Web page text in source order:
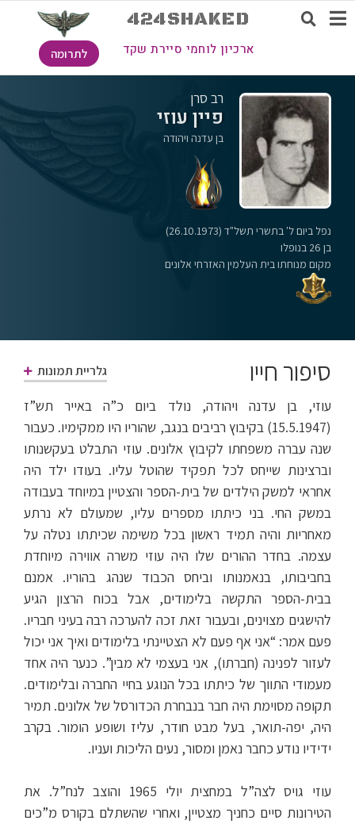
424SHAKED
ארכיון לוחמי סיירת שקד לתרומה
רב סרן
פיין עוזי
בן עדנה ויהודה
נפל ביום ל' בתשרי תשל"ד (26.10.1973)
בן 26 בנופלו
מקום מנוחתו בית העלמין האזרחי אלונים
סיפור חייו גלריית תמונות
עוזי, בן עדנה ויהודה, נולד ביום כ”ה באייר תש”ז
(15.5.1947) בקיבוץ רביבים בנגב, שהוריו היו ממקימיו. כעבור
שנה עברה משפחתו לקיבוץ אלונים. עוזי התבלט בעקשנותו
וברצינות שייחס לכל תפקיד שהוטל עליו. בעודו ילד היה
אחראי למשק הילדים של בית-הספר והצטיין במיוחד בעבודה
במשק החי. בני כיתתו מספרים עליו, שמעולם לא נרתע
מאחריות והיה תמיד ראשון בכל משימה שכיתתו נטלה על
עצמה. בחדר ההורים שלו היה עוזי משרה אווירה מיוחדת
בחביבותו, בנאמנותו וביחס הכבוד שנהג בהוריו. אמנם
בבית-הספר התקשה בלימודים, אבל בכוח הרצון הגיע
להישגים מצוינים, ובעבור זאת זכה להערכה רבה בעיני חבריו.
פעם אמר: “אני אף פעם לא הצטיינתי בלימודים ואיך אני יכול
לעזור לפנינה (חברתו), אני בעצמי לא מבין”. כנער היה אחד
מעמודי התווך של כיתתו בכל הנוגע בחיי החברה ובלימודים.
תקופה מסוימת היה חבר בנבחרת הכדורסל של אלונים. תמיר
היה, יפה-תואר, בעל מבט חודר, עליז ושופע הומור. בקרב
ידידיו נודע כחבר נאמן ומסור, נעים הליכות ועניו.
עוזי גויס לצה”ל במחצית יולי 1965 והוצב לנח”ל. את
הטירונות סיים כחניך מצטיין, ואחרי שהשתלם בקורס מ”כים